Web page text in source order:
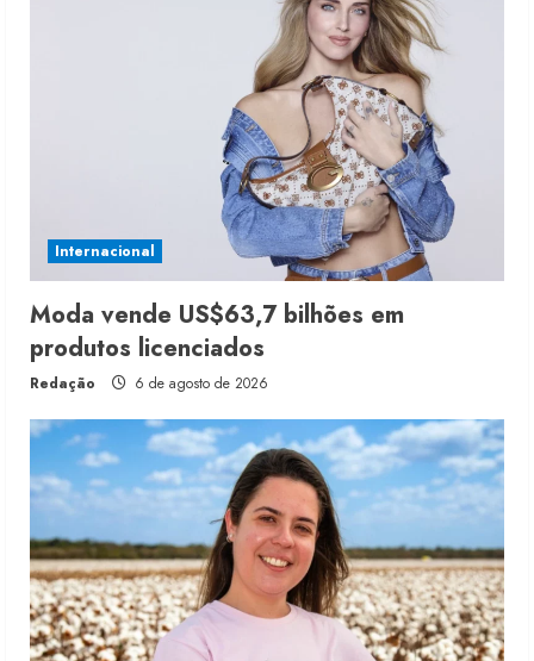
Internacional
Moda vende US$63,7 bilhões em
produtos licenciados
Redação 6 de agosto de 2026